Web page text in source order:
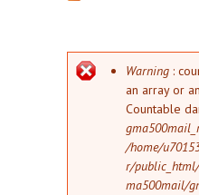
Warning :
an array or
Countable
/home/
r/
ma500mail/